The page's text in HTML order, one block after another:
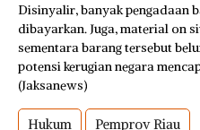
Disinyalir, banyak pengadaan
dibayarkan. Juga, material on
sementara barang tersebut
potensi kerugian negara
(Jaksanews)
Hukum Pemprov Riau